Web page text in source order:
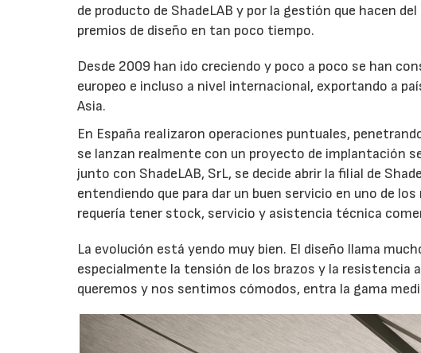
de producto de ShadeLAB y por la gestión que hacen
premios de diseño en tan poco tiempo.
Desde 2009 han ido creciendo y poco a poco se han
europeo e incluso a nivel internacional, exportando a
Asia.
En España realizaron operaciones puntuales,
se lanzan realmente con un proyecto de implantación
junto con ShadeLAB, SrL, se decide abrir la filial de
entendiendo que para dar un buen servicio en uno de
requería tener stock, servicio y asistencia técnica
La evolución está yendo muy bien. El diseño llama
especialmente la tensión de los brazos y la resistencia
queremos y nos sentimos cómodos, entra la gama
16/07/2026